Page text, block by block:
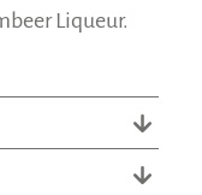
Liqueur.